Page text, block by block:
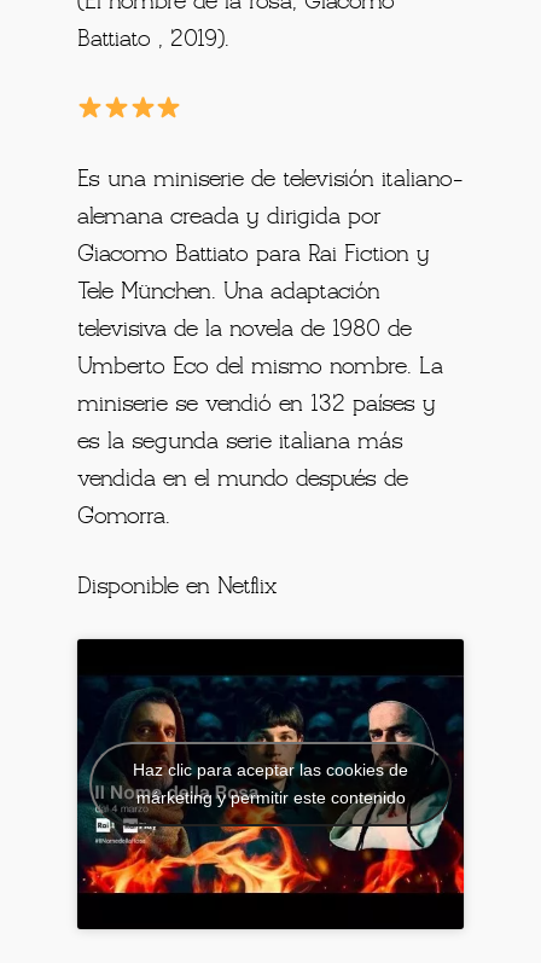
Battiato , 2019).
Es una miniserie de televisión italiano-
alemana creada y dirigida por
Giacomo Battiato para Rai Fiction y
Tele München. Una adaptación
televisiva de la novela de 1980 de
Umberto Eco del mismo nombre. La
miniserie se vendió en 132 países y
es la segunda serie italiana más
vendida en el mundo después de
Gomorra.
Disponible en Netflix
Haz clic para aceptar las cookies de
márketing y permitir este contenido